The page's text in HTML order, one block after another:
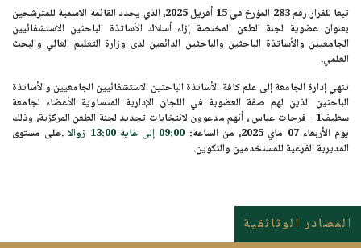
تبعا للقرار رقم 283 المؤرخ في 15 أفريل 2025
، الذي يحدد القائمة الاسمية للمترشحين
بعنوان عضوية لجنة الطعن المختصة إزاء أسلاك الأساتذة الباحثين الاستشفائيين
الجامعيين والأساتذة الباحثين والباحثين الدائمين لدى وزارة التعليم العالي والبحث
العلمي.
تنهي إدارة الجامعة إلى علم كافة الأساتذة الباحثين الاستشفائيين الجامعيين والأساتذة
الباحثين الذين لهم صفة العضوية في اللجان الإدارية المتساوية الأعضاء لجامعة
سطيف1 - فرحات عباس ، أنهم مدعوون لانتخابات تجديد لجنة الطعن المركزية، وذلك
يومالأربعاء 07 ماي 2025 ، من الساعة: 09:00 إلى غاية 13:00 زوالا
.على مستوى
المديرية الفرعية للمستخدمين والتكوين.
المصادر الوثائقية